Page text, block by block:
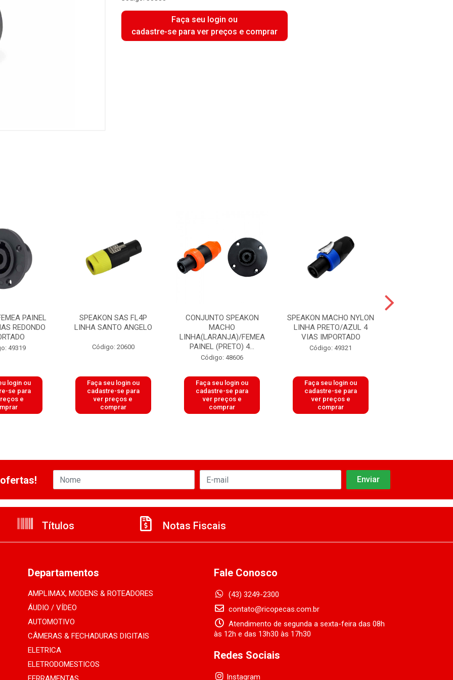
Faça seu login ou
cadastre-se para ver preços e comprar
PAINEL
REDONDO
49319
login ou
se para
e
SPEAKON SAS FL4P
LINHA SANTO ANGELO
Código: 20600
Faça seu login ou
cadastre-se para
ver preços e
comprar
CONJUNTO SPEAKON
MACHO
LINHA(LARANJA)/FEMEA
PAINEL (PRETO) 4...
Código: 48606
Faça seu login ou
cadastre-se para
ver preços e
comprar
SPEAKON MACHO NYLON
LINHA PRETO/AZUL 4
VIAS IMPORTADO
Código: 49321
Faça seu login ou
cadastre-se para
ver preços e
comprar
Títulos Notas Fiscais
Departamentos
AMPLIMAX, MODENS & ROTEADORES
ÁUDIO / VÍDEO
AUTOMOTIVO
CÂMERAS & FECHADURAS DIGITAIS
ELETRICA
ELETRODOMESTICOS
Fale Conosco
(43) 3249-2300
contato@ricopecas.com.br
Atendimento de segunda a sexta-feira das 08h
às 12h e das 13h30 às 17h30
Redes Sociais
Instagram